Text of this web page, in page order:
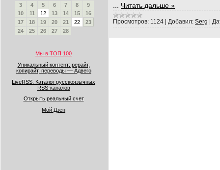
3
4 5 6 7 8
9
10
11 12 13 14 15
16
17
18 19 20 21 22
23
24
25 26 27 28
Мы в ТОП 100
Уникальный контент: рерайт,
копирайт, переводы — Адвего
LiveRSS: Каталог русскоязычных
RSS-каналов
Открыть реальный счет
Мой Дзен
Читать дальше »
Просмотров: 1124 Добавил: Serg